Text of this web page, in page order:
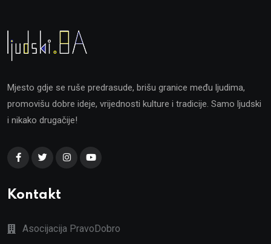
Mjesto gdje se ruše predrasude, brišu granice među ljudima,
promovišu dobre ideje, vrijednosti kulture i tradicije. Samo ljudski
i nikako drugačije!
Kontakt
Asocijacija PravoDobro